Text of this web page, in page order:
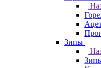
Зипы